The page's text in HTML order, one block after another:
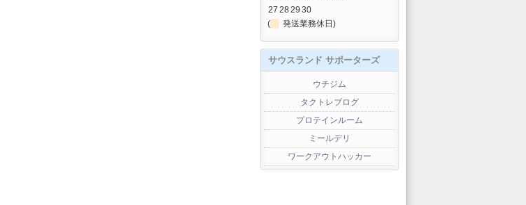
27 2829 30
(
発送業務休日)
サウスランド サポーターズ
ウチジム
タクトレブログ
プロテインルーム
ミールデリ
ワークアウトハッカー